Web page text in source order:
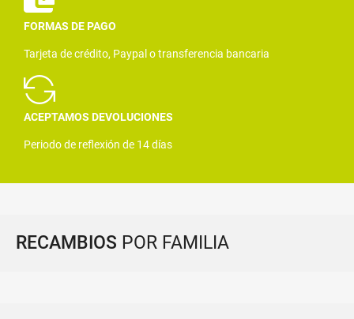
FORMAS DE PAGO
Tarjeta de crédito, Paypal o transferencia bancaria
ACEPTAMOS DEVOLUCIONES
Periodo de reflexión de 14 días
RECAMBIOS POR FAMILIA